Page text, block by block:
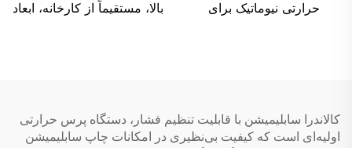
حرارتی نیوماتیک برای
بالا، مستقیماً از کارخانه، ابعاد
کالاندرا سابلیمیشن با قابلیت تنظیم فشار، دستگاه پرس حرارتی
اولیه‌ای است که کیفیت بی‌نظیری در امکانات چاپ سابلیمیشن